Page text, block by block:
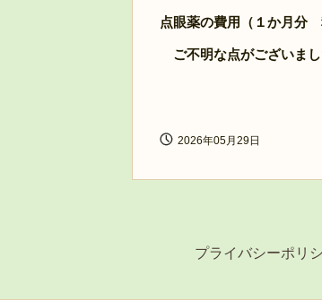
点眼薬の費用（１か月分
ご不明な点がございまし
2026年05月29日
プライバシーポリ